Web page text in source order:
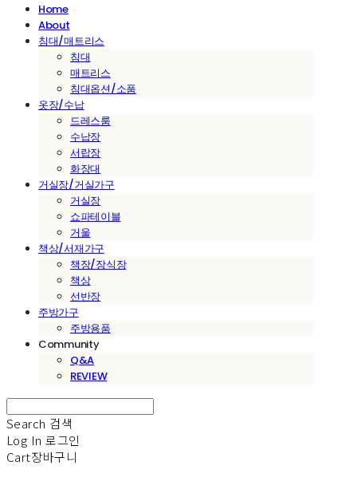
Home
About
침대/매트리스
침대
매트리스
침대옵션/소품
옷장/수납
드레스룸
수납장
서랍장
화장대
거실장/거실가구
거실장
쇼파테이블
거울
책상/서재가구
책장/장식장
책상
선반장
주방가구
주방용품
Community
Q&A
REVIEW
Search 검색
Log In 로그인
Cart장바구니